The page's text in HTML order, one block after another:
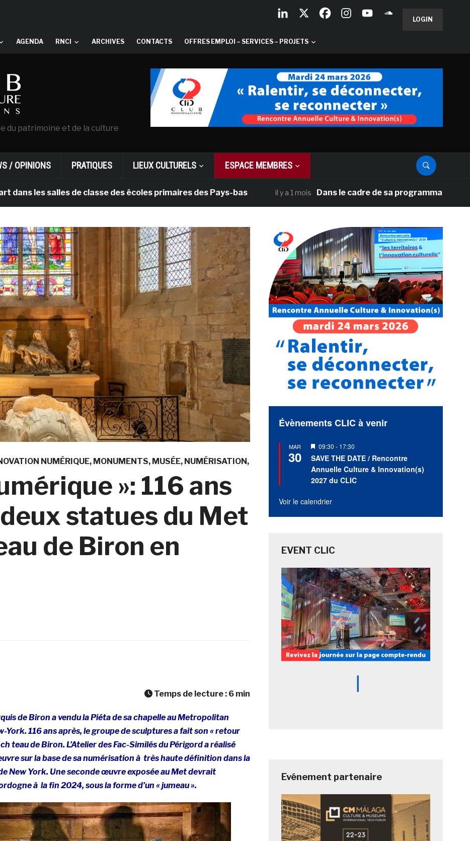
LOGIN
AGENDA RNCI ARCHIVES CONTACTS OFFRES EMPLOI – SERVICES – PROJETS
du patrimoine et de la culture
/ OPINIONS PRATIQUES LIEUX CULTURELS ESPACE MEMBRES
salles de classe des écoles primaires des Pays-bas il y a 1 mois Dans le cadre de sa programmation
NUMÉRIQUE MONUMENTS MUSÉE NUMÉRISATION
»: 116 ans
statues du Met
de Biron en
Temps de lecture : 6 min
de Biron a vendu la Piéta de sa chapelle au Metropolitan
York. 116 ans après, le groupe de sculptures a fait son « retour
teau de Biron. L’Atelier des Fac-Similés du Périgord a réalisé
sur la base de sa numérisation à très haute définition dans la
New York. Une seconde œuvre exposée au Met devrait
à la fin 2024, sous la forme d’un « jumeau ».
Évènements CLIC à venir
MAR
30
Mis
en
avant
09:30 - 17:30
SAVE THE DATE / Rencontre
Annuelle Culture & Innovation(s)
2027 du CLIC
Voir le calendrier
EVENT CLIC
Evénement partenaire